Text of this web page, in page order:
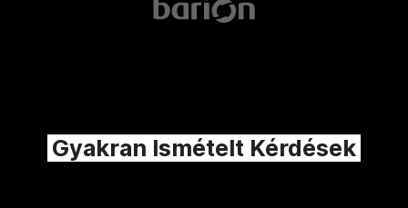
Gyakran Ismételt Kérdések